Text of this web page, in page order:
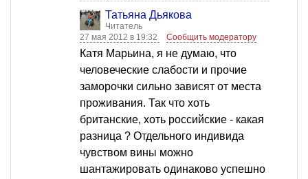
Татьяна Дьякова
Читатель
27 мая 2012 в 19:32
Сообщить модератору
Катя Марьина, я не думаю, что
человеческие слабости и прочие
заморочки сильно зависят от места
проживания. Так что хоть
британские, хоть российские - какая
разница ? Отдельного индивида
чувством вины можно
шантажировать одинаково успешно